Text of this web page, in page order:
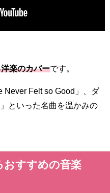
楽のカバーです。
Never Felt so Good」、ダ
といった名曲を温かみの
おすすめの音楽